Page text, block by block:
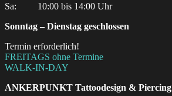
Sa:‎ ‎ ‎ ‎ ‎ ‎ ‎ ‎ ‎ 10:00 bis 14:00 Uhr
Sonntag – Dienstag geschlossen
Termin erforderlich!
FREITAGS ohne Termine
WALK-IN-DAY
ANKERPUNKT Tattoodesign & Piercing